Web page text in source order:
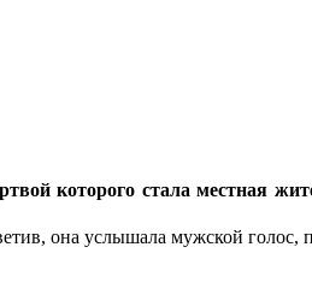
которого стала местная
она услышала мужской